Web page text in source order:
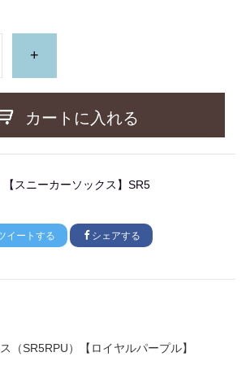
+
カートに入れる
【スニーカーソックス】SR5
イートする シェアする
（SR5RPU）【ロイヤルパープル】